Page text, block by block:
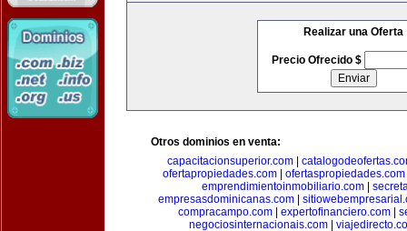
Realizar una Oferta
Precio Ofrecido $
Otros dominios en venta:
capacitacionsuperior.com
ofertapropiedades.com
ofertaspropiedades.com
emprendimientoinmobiliario.com|
empresasdominicanas.com|
compracampo.com| expertofinanciero.com|
negociosinternacionais.com